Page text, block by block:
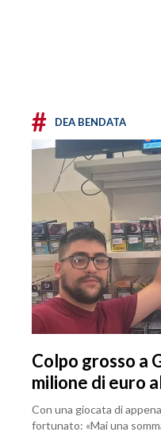
# DEA BENDATA
Colpo grosso a
milione di euro
Con una giocata di
fortunato: «Mai una